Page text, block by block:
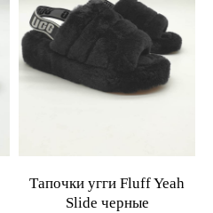
Тапочки угги Fluff Yeah
Slide черные